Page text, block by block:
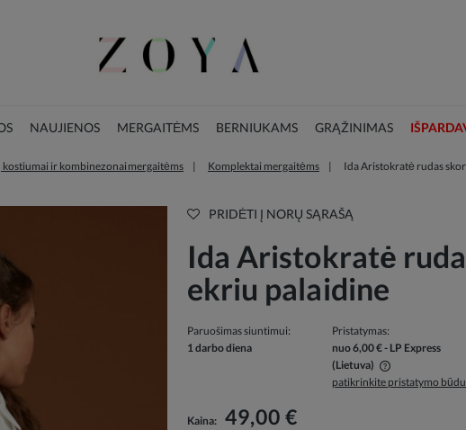
NAUJIENOS MERGAITĖMS BERNIUKAMS GRĄŽINIMAS
kostiumai ir kombinezonai mergaitėms Komplektai mergaitėms Ida Aristokratė rudas
PRIDĖTI Į NORŲ SĄRAŠĄ
Ida Aristokratė
ekriu palaidine
Paruošimas siuntimui:
1 darbo diena
Pristatymas:
nuo 6,00 €- LP Express
(Lietuva)
išlaidos
patikrinkite pristatymo
Kaina: 49,00 €